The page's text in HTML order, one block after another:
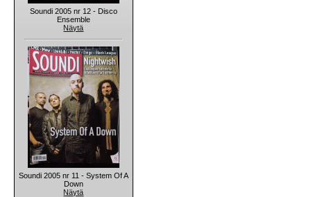
Soundi 2005 nr 12 - Disco
Ensemble
Näytä
Soundi 2005 nr 11 - System Of A
Down
Näytä